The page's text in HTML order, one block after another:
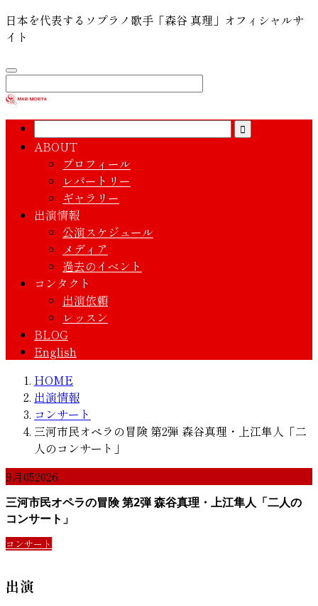
日本を代表するソプラノ歌手「森谷 真理」オフィシャルサ
イト
ABOUT
プロフィール
レパートリー
ギャラリー
出演情報
公演スケジュール
メディア
過去のイベント
コンタクト
出演依頼
レッスン
BLOG
English
HOME
出演情報
コンサート
三河市民オペラの冒険 第2弾 森谷真理・上江隼人「二
人のコンサート」
9月052026
三河市民オペラの冒険 第2弾 森谷真理・上江隼人「二人の
コンサート」
コンサート
出演